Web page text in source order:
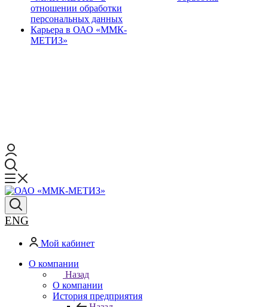
отношении обработки
персональных данных
Карьера в ОАО «ММК-
МЕТИЗ»
ENG
Мой кабинет
О компании
Назад
О компании
История предприятия